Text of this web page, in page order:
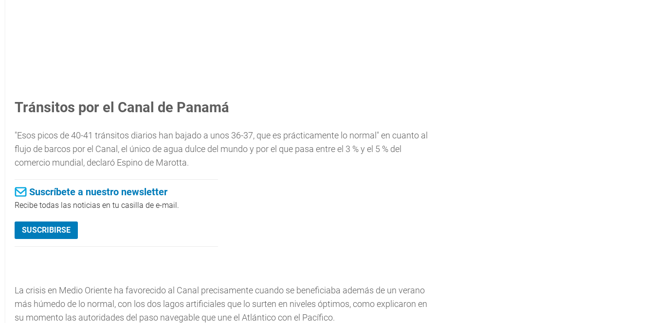
Tránsitos por el Canal de Panamá
"Esos picos de 40-41 tránsitos diarios han bajado a unos 36-37, que es prácticamente lo normal" en cuanto al
flujo de barcos por el Canal, el único de agua dulce del mundo y por el que pasa entre el 3 % y el 5 % del
comercio mundial, declaró Espino de Marotta.
Suscríbete a nuestro newsletter
Recibe todas las noticias en tu casilla de e-mail.
SUSCRIBIRSE
La crisis en Medio Oriente ha favorecido al Canal precisamente cuando se beneficiaba además de un verano
más húmedo de lo normal, con los dos lagos artificiales que lo surten en niveles óptimos, como explicaron en
su momento las autoridades del paso navegable que une el Atlántico con el Pacífico.